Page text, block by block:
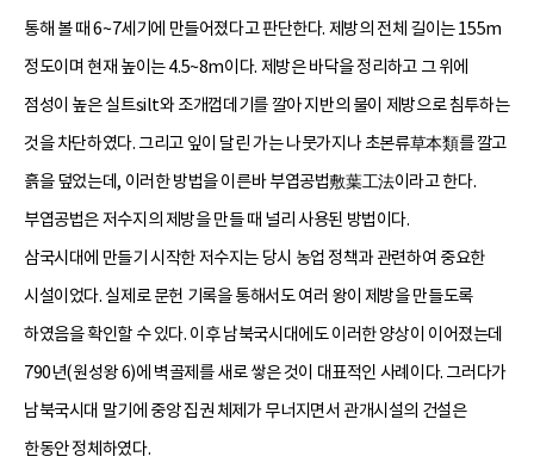
통해 볼 때 6~7세기에 만들어졌다고 판단한다. 제방의 전체 길이는 155m
정도이며 현재 높이는 4.5~8m이다. 제방은 바닥을 정리하고 그 위에
점성이 높은 실트silt와 조개껍데기를 깔아 지반의 물이 제방으로 침투하는
것을 차단하였다. 그리고 잎이 달린 가는 나뭇가지나 초본류草本類를 깔고
흙을 덮었는데, 이러한 방법을 이른바 부엽공법敷葉工法이라고 한다.
부엽공법은 저수지의 제방을 만들 때 널리 사용된 방법이다.
삼국시대에 만들기 시작한 저수지는 당시 농업 정책과 관련하여 중요한
시설이었다. 실제로 문헌 기록을 통해서도 여러 왕이 제방을 만들도록
하였음을 확인할 수 있다. 이후 남북국시대에도 이러한 양상이 이어졌는데
790년(원성왕 6)에 벽골제를 새로 쌓은 것이 대표적인 사례이다. 그러다가
남북국시대 말기에 중앙 집권 체제가 무너지면서 관개시설의 건설은
한동안 정체하였다.